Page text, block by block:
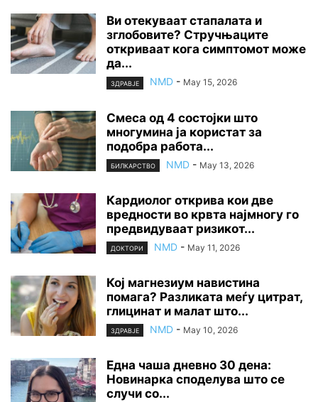
Ви отекуваат стапалата и
зглобовите? Стручњаците
откриваат кога симптомот може
да...
ЗДРАВЈЕ NMD - May 15, 2026
Смеса од 4 состојки што
многумина ја користат за
подобра работа...
БИЛКАРСТВО NMD - May 13, 2026
Кардиолог открива кои две
вредности во крвта најмногу го
предвидуваат ризикот...
ДОКТОРИ NMD - May 11, 2026
Кој магнезиум навистина
помага? Разликата меѓу цитрат,
глицинат и малат што...
ЗДРАВЈЕ NMD - May 10, 2026
Една чаша дневно 30 дена:
Новинарка споделува што се
случи со...